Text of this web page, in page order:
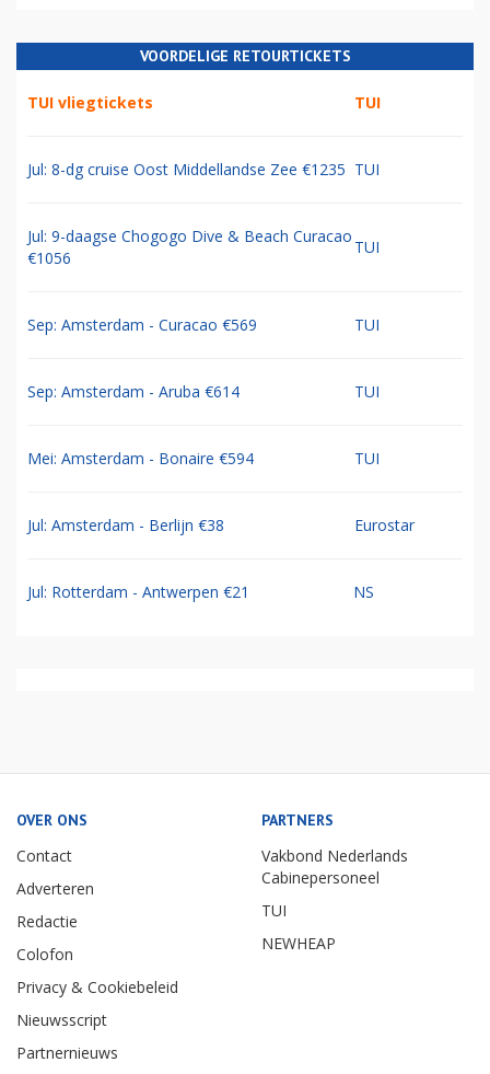
VOORDELIGE RETOURTICKETS
TUI vliegtickets TUI
Jul: 8-dg cruise Oost Middellandse Zee €1235 TUI
Jul: 9-daagse Chogogo Dive & Beach Curacao
€1056
TUI
Sep: Amsterdam - Curacao €569 TUI
Sep: Amsterdam - Aruba €614 TUI
Mei: Amsterdam - Bonaire €594 TUI
Jul: Amsterdam - Berlijn €38 Eurostar
Jul: Rotterdam - Antwerpen €21 NS
OVER ONS
Contact
Adverteren
Redactie
Colofon
Privacy & Cookiebeleid
Nieuwsscript
Partnernieuws
PARTNERS
Vakbond Nederlands
Cabinepersoneel
TUI
NEWHEAP